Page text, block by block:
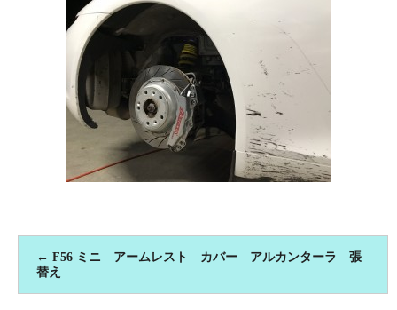
← F56 ミニ アームレスト カバー アルカンターラ 張
替え